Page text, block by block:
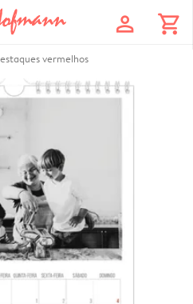
profile shopping_cart
vermelhos